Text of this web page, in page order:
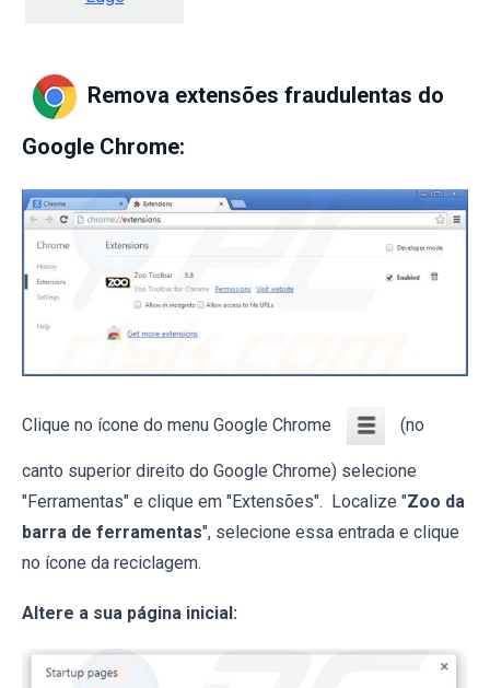
Remova extensões fraudulentas do
Google Chrome:
Clique no ícone do menu Google Chrome (no
canto superior direito do Google Chrome) selecione
"Ferramentas" e clique em "Extensões". Localize "Zoo da
barra de ferramentas", selecione essa entrada e clique
no ícone da reciclagem.
Altere a sua página inicial: